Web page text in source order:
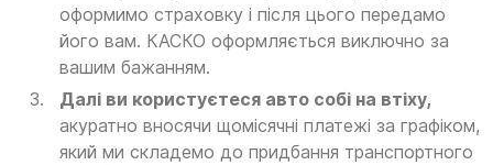
оформимо страховку і після цього передамо
його вам. КАСКО оформляється виключно за
вашим бажанням.
Далі ви користуєтеся авто собі на втіху,
акуратно вносячи щомісячні платежі за графіком,
який ми складемо до придбання транспортного